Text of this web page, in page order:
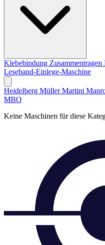
Klebebindung Zusammentragen
Leseband-Einlege-Maschine
Heidelberg Müller Martini
MBO
Keine Maschinen für diese